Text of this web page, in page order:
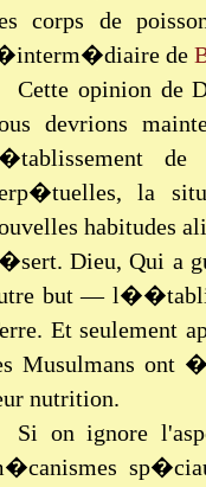
corps de
de
Cette opinion de
devrions
la
habitudes
Dieu, Qui a
but —
Et
Musulmans
nutrition.
Si on ignore